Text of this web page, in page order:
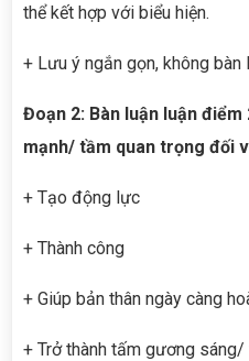
thể kết hợp với biểu hiện.
+ Lưu ý ngắn gọn, không bàn
Đoạn 2: Bàn luận luận
mạnh/ tầm quan trọng đối
+ Tạo động lực
+ Thành công
+ Giúp bản thân ngày càng
+ Trở thành tấm gương